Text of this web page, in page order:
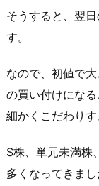
そうすると、翌
す。
なので、初値で
の買い付けにな
細かくこだわりす
S株、単元未満株
多くなってきま